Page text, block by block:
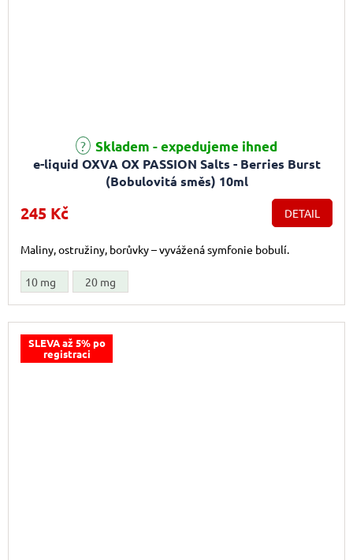
e-liquid OXVA OX PASSION Salts - Berries Burst
(Bobulovitá směs) 10ml
Průměrné hodnocení produktu je 5,0 z 5 hvězdiček.
Skladem - expedujeme ihned
245 Kč DETAIL
Maliny, ostružiny, borůvky – vyvážená symfonie bobulí.
10 mg 20 mg
SLEVA až 5% po
registraci